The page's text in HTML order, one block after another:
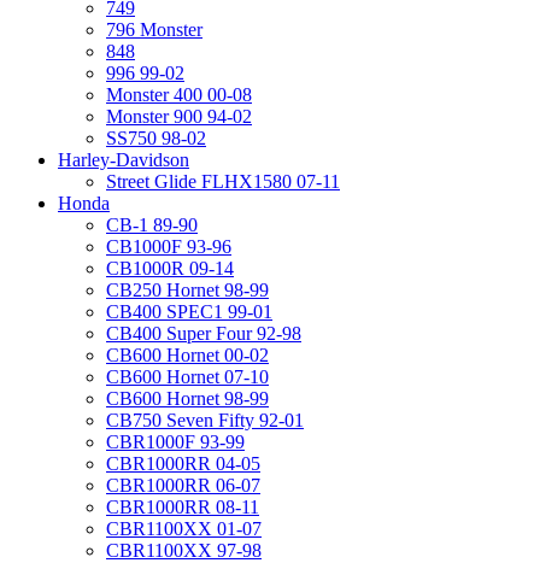
749
796 Monster
848
996 99-02
Monster 400 00-08
Monster 900 94-02
SS750 98-02
Harley-Davidson
Street Glide FLHX1580 07-11
Honda
CB-1 89-90
CB1000F 93-96
CB1000R 09-14
CB250 Hornet 98-99
CB400 SPEC1 99-01
CB400 Super Four 92-98
CB600 Hornet 00-02
CB600 Hornet 07-10
CB600 Hornet 98-99
CB750 Seven Fifty 92-01
CBR1000F 93-99
CBR1000RR 04-05
CBR1000RR 06-07
CBR1000RR 08-11
CBR1100XX 01-07
CBR1100XX 97-98